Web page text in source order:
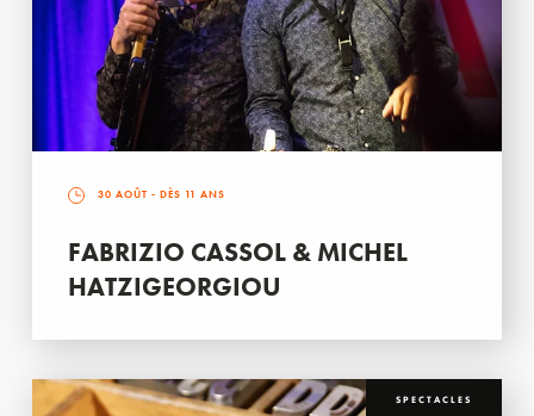
30 AOÛT - DÈS 11 ANS
FABRIZIO CASSOL & MICHEL
HATZIGEORGIOU
SPECTACLES